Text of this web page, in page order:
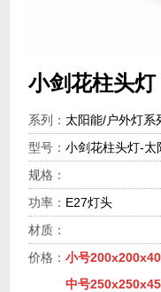
小剑花柱头灯
系列： 太阳能/户外灯系
型号： 小剑花柱头灯-太
规格：
功率： E27灯头
材质：
价格： 小号
中号